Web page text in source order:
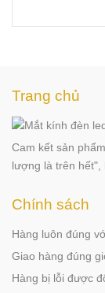
Trang chủ
Cam kết sản
lượng là trên hết",
Chính sách
Hàng luôn đúng
Giao hàng đúng
Hàng bị lỗi được